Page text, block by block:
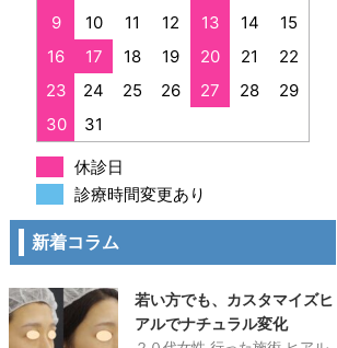
9
10 11 12 13 14
15
16
17 18 19 20 21
22
23
24 25 26 27 28
29
30
31
休診日
診療時間変更あり
新着コラム
若い方でも、カスタマイズヒ
アルでナチュラル変化